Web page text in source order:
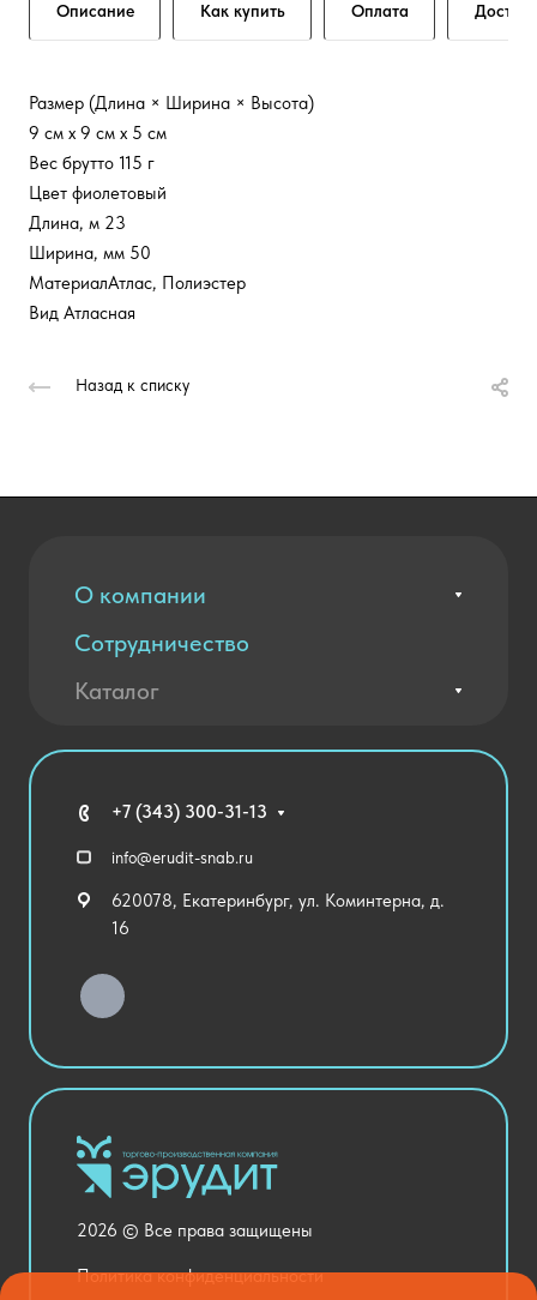
Описание Как купить Оплата
Размер (Длина × Ширина × Высота)
9 см х 9 см х 5 см
Вес брутто 115 г
Цвет фиолетовый
Длина, м 23
Ширина, мм 50
МатериалАтлас, Полиэстер
Вид Атласная
Назад к списку
О компании
Вакансии
Контакты
Благодарственные письма
Сотрудничество
Оплата и доставка
Каталог
Технические средства обучения
Спортивный зал
Уличное оборудование
Хозяйственные Товары
Столовая и пищеблок
Оснащение кабинетов
Медицинский кабинет
Национальные проекты
+7 (343) 300-31-13
info@erudit-snab.ru
620078, Екатеринбург, ул. Коминтерна, д.
16
2026 © Все права защищены
Политика конфиденциальности